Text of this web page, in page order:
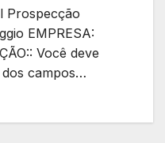
Prospecção
EMPRESA:
Você deve
campos…